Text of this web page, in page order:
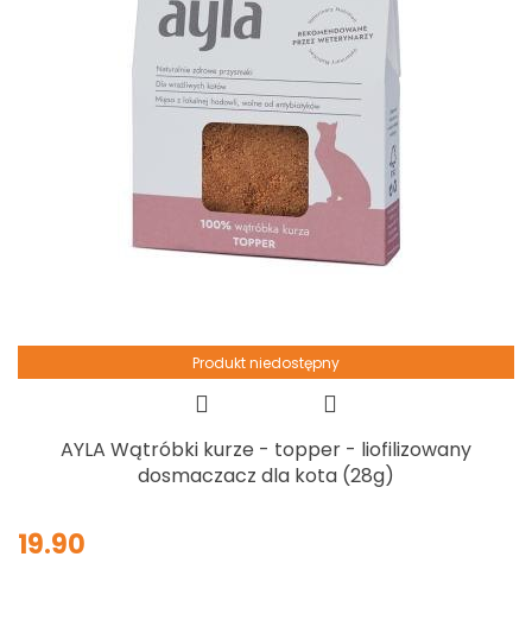
Produkt niedostępny
AYLA Wątróbki kurze - topper - liofilizowany
dosmaczacz dla kota (28g)
19.90